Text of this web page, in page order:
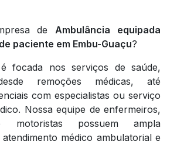
deAmbulância equipada
paciente em Embu-Guaçu?
é focada nos serviços de saúde,
remoções médicas, até
com especialistas ou serviço
Nossa equipe de enfermeiros,
motoristas possuem ampla
médico ambulatorial e